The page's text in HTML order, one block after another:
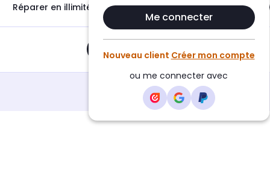
Me connecter
Nouveau client Créer mon compte
ou me connecter avec
Réparer en illimité avec Le Club Infinity
Ajouter au panier